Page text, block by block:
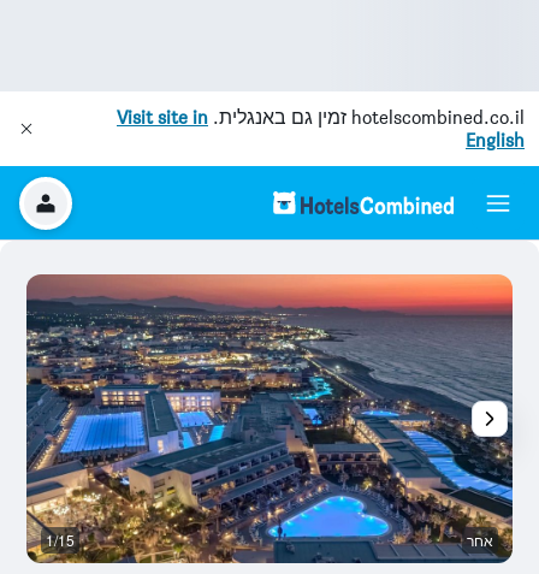
hotelscombined.co.il זמין גם באנגלית. Visit site in
English
אחר 1/15